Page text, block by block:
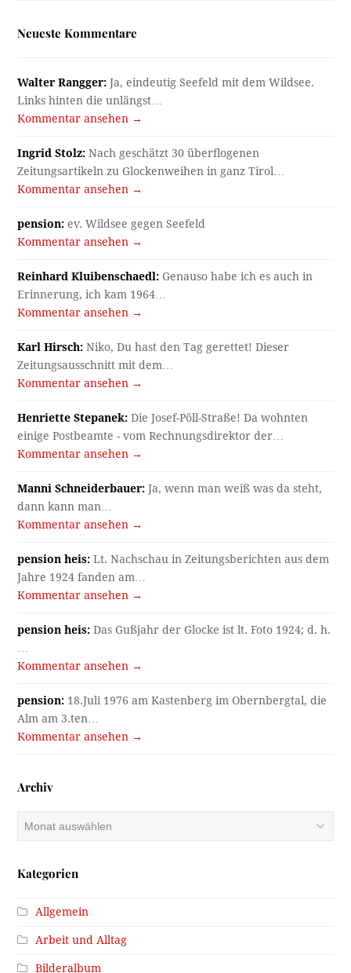
Neueste Kommentare
Walter Rangger: Ja, eindeutig Seefeld mit dem Wildsee.
Links hinten die unlängst…
Kommentar ansehen →
Ingrid Stolz: Nach geschätzt 30 überflogenen
Zeitungsartikeln zu Glockenweihen in ganz Tirol…
Kommentar ansehen →
pension: ev. Wildsee gegen Seefeld
Kommentar ansehen →
Reinhard Kluibenschaedl: Genauso habe ich es auch in
Erinnerung, ich kam 1964…
Kommentar ansehen →
Karl Hirsch: Niko, Du hast den Tag gerettet! Dieser
Zeitungsausschnitt mit dem…
Kommentar ansehen →
Henriette Stepanek: Die Josef-Pöll-Straße! Da wohnten
einige Postbeamte - vom Rechnungsdirektor der…
Kommentar ansehen →
Manni Schneiderbauer: Ja, wenn man weiß was da steht,
dann kann man…
Kommentar ansehen →
pension heis: Lt. Nachschau in Zeitungsberichten aus dem
Jahre 1924 fanden am…
Kommentar ansehen →
pension heis: Das Gußjahr der Glocke ist lt. Foto 1924; d. h.
…
Kommentar ansehen →
pension: 18.Juli 1976 am Kastenberg im Obernbergtal, die
Alm am 3.ten…
Kommentar ansehen →
Archiv
Archiv
Kategorien
Allgemein
Arbeit und Alltag
Bilderalbum